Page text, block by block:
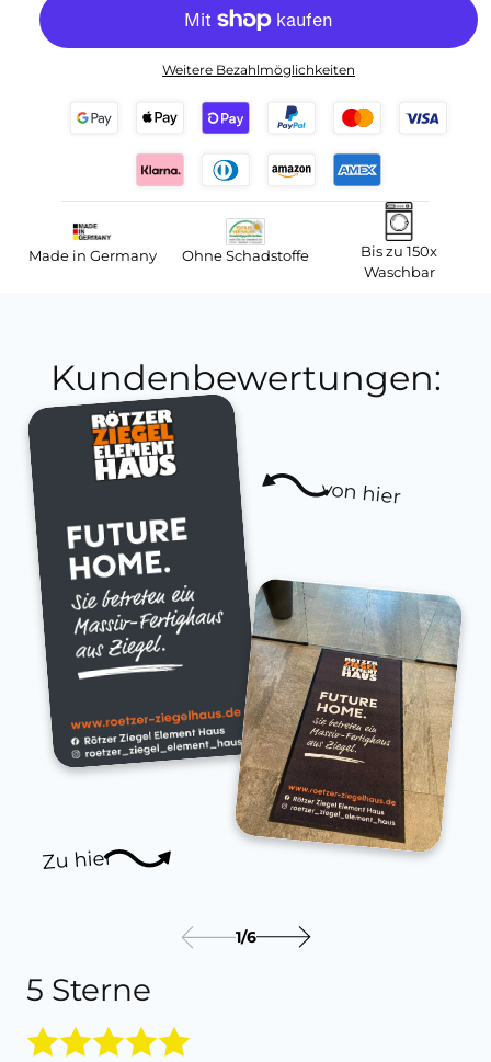
Weitere Bezahlmöglichkeiten
Made in Germany Ohne Schadstoffe
Bis zu 150x
Waschbar
Kundenbewertungen:
Zu hier
von hier
5 Sterne
1/6